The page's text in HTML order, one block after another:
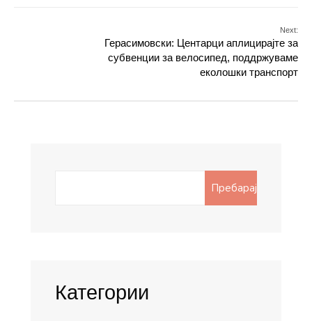
Next:
Герасимовски: Центарци аплицирајте за
субвенции за велосипед, поддржуваме
еколошки транспорт
Пребарај
Категории